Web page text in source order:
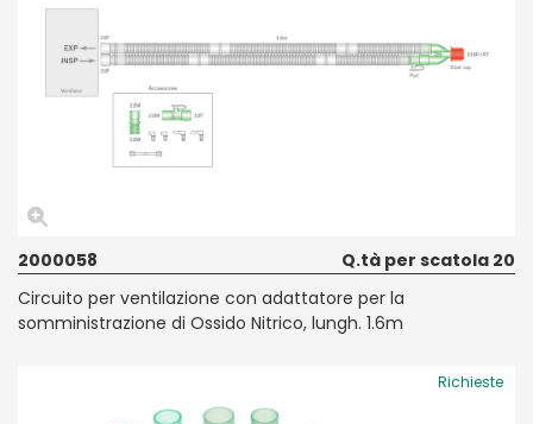
2000058
Q.tà per scatola 20
Circuito per ventilazione con adattatore per la
somministrazione di Ossido Nitrico, lungh. 1.6m
Richieste